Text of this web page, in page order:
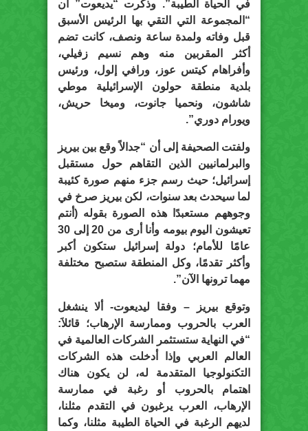
في الحياة الطيبة”. وذكرت “يديعوت” أن
“المجموعة التي التقي بها الرئيس الأسبق
قبل وفاته ولمدة ساعة ونصف، كانت تضم
أكثر المقربين منه وهم نسيم زفيلي،
وأفراهام كيتس عوز، ورافي إلول، ورئيس
بلدية منطقة حولون الإسرائيلية موطي
شاشون، ونحميا جانوت، وميخا حريش،
ويورام دوري”.
ولفتت الصحيفة إلى أن “جدالاً وقع بين بيريز
والبرلمانيين الذين التقاهم حول مستقبل
إسرائيل؛ حيث رسم جزء منهم صورة كئيبة
لما سيحدث بعد سنوات، لكن بيريز صرخ في
وجوههم مستعبدًا هذه الصورة بقوله (أنتم
تعيشون اليوم بيومه وأنا أرى من 20 إلى 30
عامًا للأمام؛ دولة إسرائيل ستكون أكبر
وأكثر تقدمًا، وكل المنطقة ستصبح مختلفة
مهما ترونها الآن”.
وتوقع بيريز – وفقا ليديعوت- ألا ينشغل
العرب بالحروب وممارسة الإرهاب؛ قائلاَ:
“في النهاية ستستثمر الشركات العالمية في
العالم العربي وإذا أدخلت هذه الشركات
التكنولوجيا المتقدمة له، لن يكون هناك
اهتمام بالحروب أو رغبة في ممارسة
الإرهاب، العرب يرغبون في التقدم مثلنا،
لديهم الرغبة في الحياة الطيبة مثلنا، وكما